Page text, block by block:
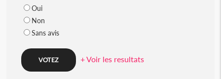
Oui
Non
Sans avis
+ Voir les resultats